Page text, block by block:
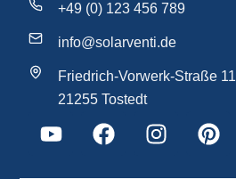
+49 (0) 123 456 789
info@solarventi.de
Friedrich-Vorwerk-Straße 11
21255 Tostedt